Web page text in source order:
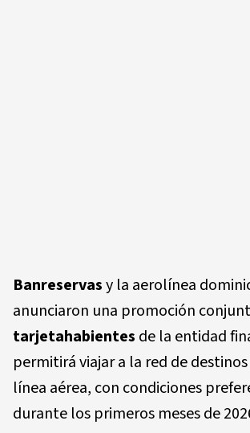
Banreservasy la aerolínea
anunciaron una promoción
tarjetahabientes de la entidad
permitirá viajar a la red de
línea aérea, con condiciones
durante los primeros meses de